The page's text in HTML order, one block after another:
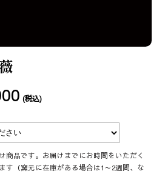
(税込)
商品です。お届けまでにお時間をいただく
す（窯元に在庫がある場合は1～2週間、な